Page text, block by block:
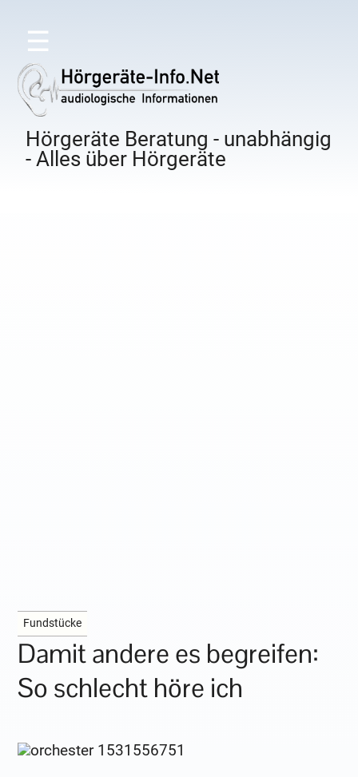
☰
Hörgeräte Beratung - unabhängig
- Alles über Hörgeräte
Fundstücke
Damit andere es begreifen:
So schlecht höre ich